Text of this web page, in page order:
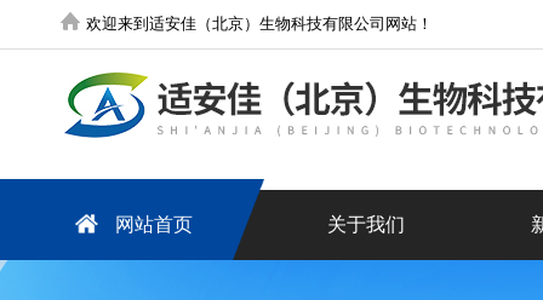
欢迎来到适安佳（北京）生物科技有限公司网站！
网站首页 关于我们